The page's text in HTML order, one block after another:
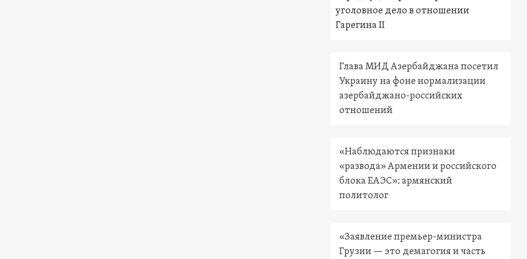
уголовное дело в отношении
Гарегина II
Глава МИД Азербайджана посетил
Украину на фоне нормализации
азербайджано-российских
отношений
«Наблюдаются признаки
«развода» Армении и российского
блока ЕАЭС»: армянский
политолог
«Заявление премьер-министра
Грузии — это демагогия и часть